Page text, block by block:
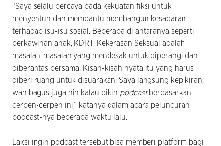
“Saya selalu percaya pada kekuatan fiksi untuk
menyentuh dan membantu membangun kesadaran
terhadap isu-isu sosial. Beberapa di antaranya seperti
perkawinan anak, KDRT, Kekerasan Seksual adalah
masalah-masalah yang mendesak untuk diperangi dan
diberantas bersama. Kisah-kisah nyata itu yang harus
diberi ruang untuk disuarakan. Saya langsung kepikiran,
wah bagus juga nih kalau bikin podcast berdasarkan
cerpen-cerpen ini,” katanya dalam acara peluncuran
podcast-nya beberapa waktu lalu.
Laksi ingin podcast tersebut bisa memberi platform bagi